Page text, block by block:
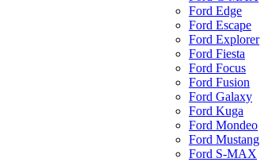
Ford Edge
Ford Escape
Ford Explorer
Ford Fiesta
Ford Focus
Ford Fusion
Ford Galaxy
Ford Kuga
Ford Mondeo
Ford Mustang
Ford S-MAX